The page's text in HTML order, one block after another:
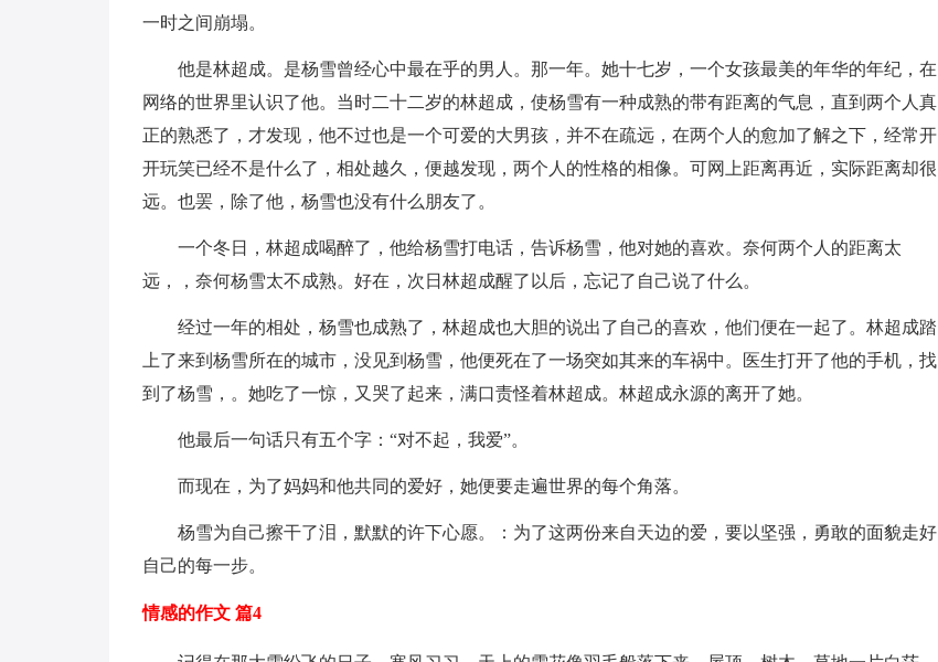
一时之间崩塌。
他是林超成。是杨雪曾经心中最在乎的男人。那一年。她十七岁，一个女孩最美的年华的年纪，在
网络的世界里认识了他。当时二十二岁的林超成，使杨雪有一种成熟的带有距离的气息，直到两个人真
正的熟悉了，才发现，他不过也是一个可爱的大男孩，并不在疏远，在两个人的愈加了解之下，经常开
开玩笑已经不是什么了，相处越久，便越发现，两个人的性格的相像。可网上距离再近，实际距离却很
远。也罢，除了他，杨雪也没有什么朋友了。
一个冬日，林超成喝醉了，他给杨雪打电话，告诉杨雪，他对她的喜欢。奈何两个人的距离太
远，，奈何杨雪太不成熟。好在，次日林超成醒了以后，忘记了自己说了什么。
经过一年的相处，杨雪也成熟了，林超成也大胆的说出了自己的喜欢，他们便在一起了。林超成踏
上了来到杨雪所在的城市，没见到杨雪，他便死在了一场突如其来的车祸中。医生打开了他的手机，找
到了杨雪，。她吃了一惊，又哭了起来，满口责怪着林超成。林超成永源的离开了她。
他最后一句话只有五个字：“对不起，我爱”。
而现在，为了妈妈和他共同的爱好，她便要走遍世界的每个角落。
杨雪为自己擦干了泪，默默的许下心愿。：为了这两份来自天边的爱，要以坚强，勇敢的面貌走好
自己的每一步。
情感的作文 篇4